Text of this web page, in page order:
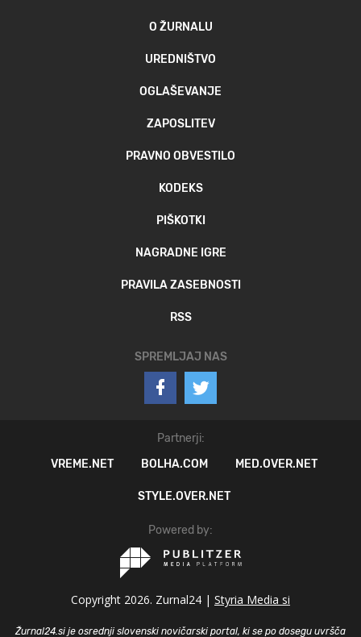
O ŽURNALU
UREDNIŠTVO
OGLAŠEVANJE
ZAPOSLITEV
PRAVNO OBVESTILO
KODEKS
PIŠKOTKI
NAGRADNE IGRE
PRAVILA ZASEBNOSTI
RSS
SPREMLJAJ NAS
Partnerji:
VREME.NET
BOLHA.COM MED.OVER.NET
STYLE.OVER.NET
Powered by:
Copyright 2026. Zurnal24 | Styria Media si
Žurnal24.si je osrednji slovenski novičarski portal, ki se po dosegu uvršča